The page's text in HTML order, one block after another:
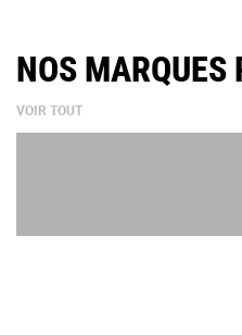
NOS MARQUES
VOIR TOUT